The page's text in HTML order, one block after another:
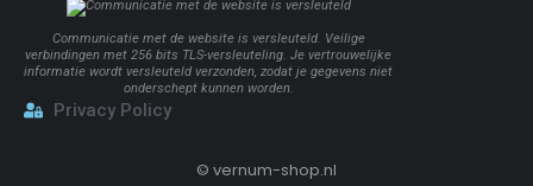
Communicatie met de website is versleuteld. Veilige
verbindingen met 256 bits TLS-versleuteling. Je vertrouwelijke
informatie wordt versleuteld verzonden, zodat je gegevens niet
onderschept kunnen worden.
Privacy Policy
© vernum-shop.nl